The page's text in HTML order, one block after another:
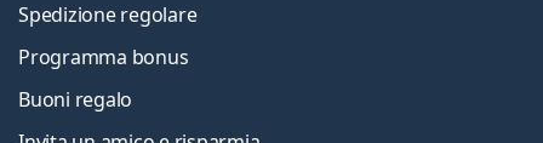
Spedizione regolare
Programma bonus
Buoni regalo